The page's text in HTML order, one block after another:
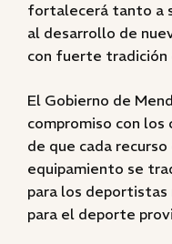
fortalecerá tanto a
al desarrollo de
con fuerte tradición
El Gobierno de
compromiso con
de que cada
equipamiento se
para los deportistas
para el deporte